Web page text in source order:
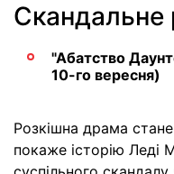
Скандальне
"Абатство
10-го вересня)
Розкішна драма
покаже історію Леді